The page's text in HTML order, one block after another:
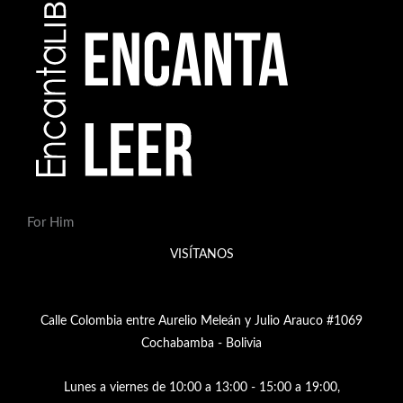
For Him
VISÍTANOS
Calle Colombia entre Aurelio Meleán y Julio Arauco #1069
Cochabamba - Bolivia
Lunes a viernes de 10:00 a 13:00 - 15:00 a 19:00,